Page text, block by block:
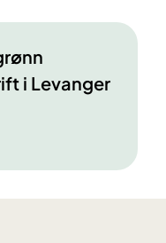
i Levanger